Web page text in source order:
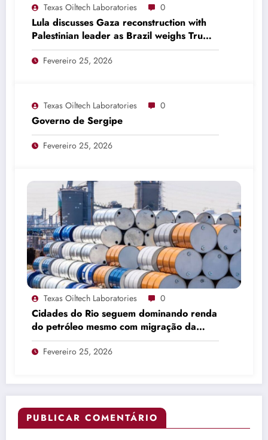
Texas Oiltech Laboratories 0
Lula discusses Gaza reconstruction with
Palestinian leader as Brazil weighs Trump
invitation
Fevereiro 25, 2026
Texas Oiltech Laboratories 0
Governo de Sergipe
Fevereiro 25, 2026
Texas Oiltech Laboratories 0
Cidades do Rio seguem dominando renda
do petróleo mesmo com migração da
produção
Fevereiro 25, 2026
PUBLICAR COMENTÁRIO